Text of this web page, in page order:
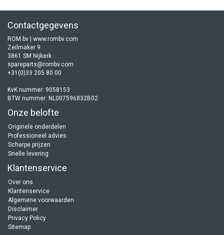
Contactgegevens
ROM bv | www.rombv.com
Zeilmaker 9
3861 SM Nijkerk
spareparts@rombv.com
+31(0)33 205 80 00
KvK nummer: 9058153
BTW nummer: NL007596832B02
Onze belofte
Originele onderdelen
Professioneel advies
Scherpe prijzen
Snelle levering
Klantenservice
Over ons
Klantenservice
Algemene voorwaarden
Disclaimer
Privacy Policy
Sitemap